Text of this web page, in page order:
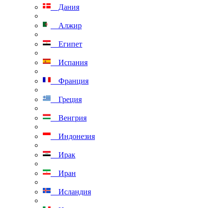
Дания
Алжир
Египет
Испания
Франция
Греция
Венгрия
Индонезия
Ирак
Иран
Исландия